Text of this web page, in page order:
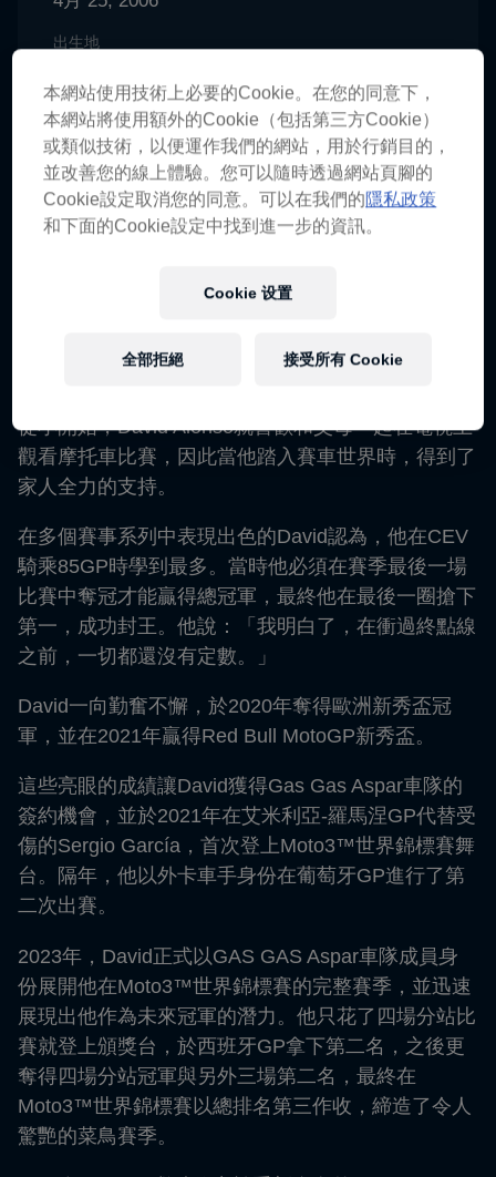
出生地
Age
20
國籍
Colombia
生涯始於
從小開始，David Alonso就喜歡和父母一起在電視上
觀看摩托車比賽，因此當他踏入賽車世界時，得到了
家人全力的支持。
在多個賽事系列中表現出色的David認為，他在CEV
騎乘85GP時學到最多。當時他必須在賽季最後一場
比賽中奪冠才能贏得總冠軍，最終他在最後一圈搶下
第一，成功封王。他說：「我明白了，在衝過終點線
之前，一切都還沒有定數。」
David一向勤奮不懈，於2020年奪得歐洲新秀盃冠
軍，並在2021年贏得Red Bull MotoGP新秀盃。
這些亮眼的成績讓David獲得Gas Gas Aspar車隊的
簽約機會，並於2021年在艾米利亞-羅馬涅GP代替受
傷的Sergio García，首次登上Moto3™世界錦標賽舞
台。隔年，他以外卡車手身份在葡萄牙GP進行了第
二次出賽。
2023年，David正式以GAS GAS Aspar車隊成員身
份展開他在Moto3™世界錦標賽的完整賽季，並迅速
展現出他作為未來冠軍的潛力。他只花了四場分站比
賽就登上頒獎台，於西班牙GP拿下第二名，之後更
奪得四場分站冠軍與另外三場第二名，最終在
Moto3™世界錦標賽以總排名第三作收，締造了令人
驚艷的菜鳥賽季。
本網站使用技術上必要的Cookie。在您的同意下，
本網站將使用額外的Cookie（包括第三方Cookie）
或類似技術，以便運作我們的網站，用於行銷目的，
並改善您的線上體驗。您可以隨時透過網站頁腳的
Cookie設定取消您的同意。可以在我們的隱私政策
和下面的Cookie設定中找到進一步的資訊。
Cookie 设置
全部拒絕 接受所有 Cookie